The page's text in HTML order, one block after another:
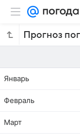
Январь
Февраль
Март